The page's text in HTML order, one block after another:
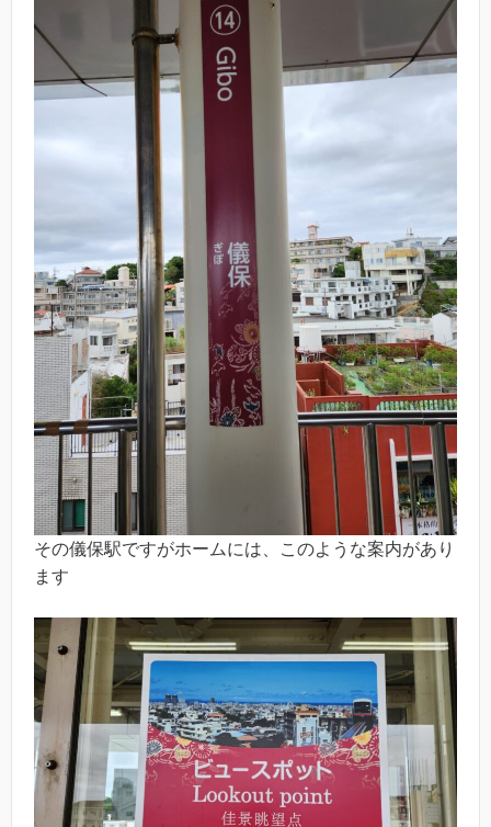
その儀保駅ですがホームには、このような案内があり
ます